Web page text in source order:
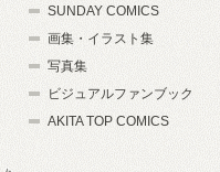
SUNDAY COMICS
画集・イラスト集
写真集
ビジュアルファンブック
AKITA TOP COMICS